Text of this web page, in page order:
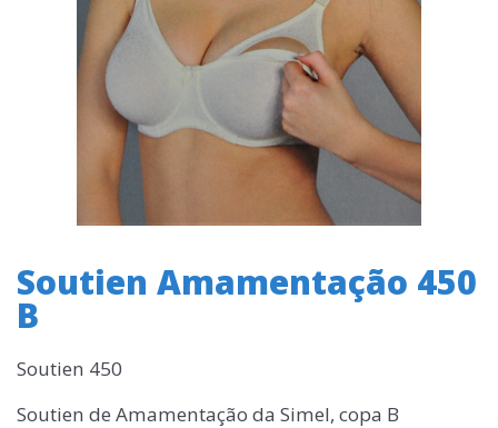
Soutien Amamentação 450
B
Soutien 450
Soutien de Amamentação da Simel, copa B